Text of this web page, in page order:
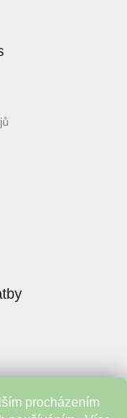
procházením